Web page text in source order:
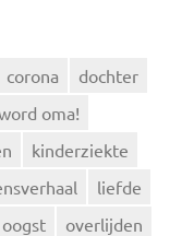
corona
dochter
oma!
kinderziekte
liefde
oogst
overlijden